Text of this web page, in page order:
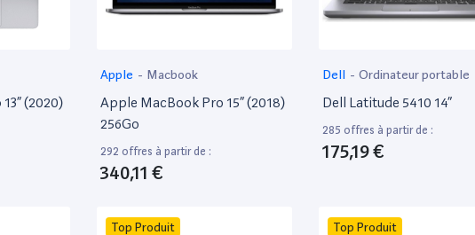
(2020)
Apple - Macbook
Apple MacBook Pro 15” (2018)
256Go
292 offres à partir de :
340,11 €
Dell - Ordinateur portable
Dell Latitude 5410 14”
285 offres à partir de :
175,19 €
Top Produit Top Produit